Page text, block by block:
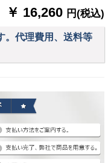
￥ 16,260 円(税込)
。代理費用、送料等